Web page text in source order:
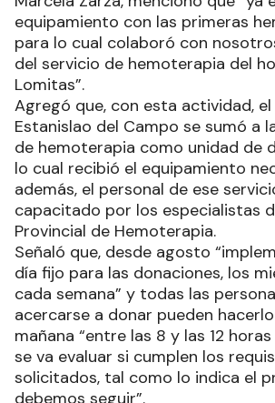
equipamiento con las primeras
para lo cual colaboró con
del servicio de hemoterapia del
Lomitas”.
Agregó que, con esta actividad,
Estanislao del Campo se sumó a
de hemoterapia como unidad de
lo cual recibió el equipamiento
además, el personal de ese
capacitado por los especialistas
Provincial de Hemoterapia.
Señaló que, desde agosto
día fijo para las donaciones, los
cada semana” y todas las
acercarse a donar pueden
mañana “entre las 8 y las 12
se va evaluar si cumplen los
solicitados, tal como lo indica el
debemos seguir”.